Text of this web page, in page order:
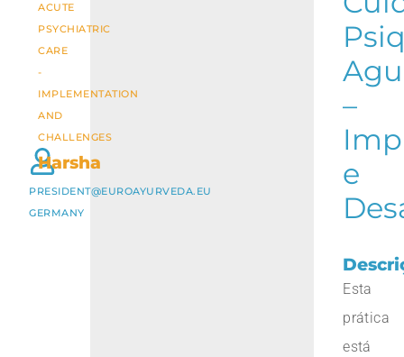
ACUTE
PSYCHIATRIC
CARE
-
IMPLEMENTATION
AND
CHALLENGES
Harsha
PRESIDENT@EUROAYURVEDA.EU
GERMANY
–
e
Esta
prática
está